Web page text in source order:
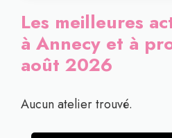
Les meilleures
à Annecy et à
août 2026
Aucun atelier trouvé.